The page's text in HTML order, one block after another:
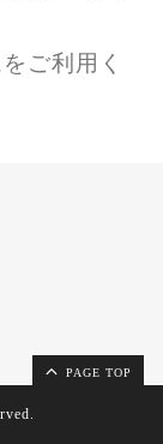
ご利用く
PAGE TOP